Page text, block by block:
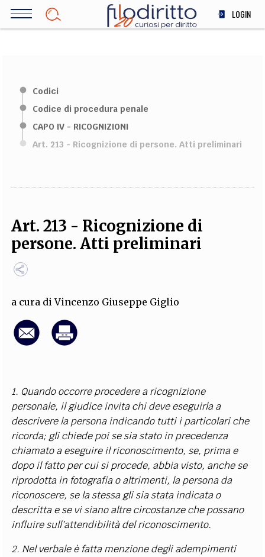
Salta
LOGIN
SCIENZA
STORIA E FILOSOFIA
INNOVAZIONE
TEAM
FILODIRITTO REDAZIONE COMITATO SCIENTIFICO AUTORI
FOTOGRAFI PARTNER COLLABORA CON NOI
CODICI RUBRICHE LIBRI PROCEEDINGS PUBBLICITÀ
Codici
Codice di procedura penale
CAPO IV - RICOGNIZIONI
Art. 213 - Ricognizione di persone. Atti preliminari
Art. 213 - Ricognizione di
persone. Atti preliminari
a cura diVincenzo Giuseppe Giglio
1. Quando occorre procedere a ricognizione
personale, il giudice invita chi deve eseguirla a
descrivere la persona indicando tutti i particolari che
ricorda; gli chiede poi se sia stato in precedenza
chiamato a eseguire il riconoscimento, se, prima e
dopo il fatto per cui si procede, abbia visto, anche se
riprodotta in fotografia o altrimenti, la persona da
riconoscere, se la stessa gli sia stata indicata o
descritta e se vi siano altre circostanze che possano
influire sull’attendibilità del riconoscimento.
2. Nel verbale è fatta menzione degli adempimenti